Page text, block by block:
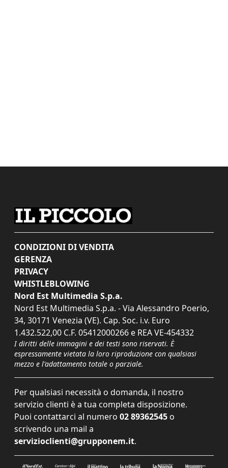
CONDIZIONI DI VENDITA
GERENZA
PRIVACY
WHISTLEBLOWING
Nord Est Multimedia S.p.a.
Nord Est Multimedia S.p.a. - Via Alessandro Poerio,
34, 30171 Venezia (VE). Cap. Soc. i.v. Euro
1.432.522,00 C.F. 05412000266 e REA VE-454332
I diritti delle immagini e dei testi sono riservati. È
espressamente vietata la loro riproduzione con qualsiasi
mezzo e l'adattamento totale o parziale.
Per qualsiasi necessità o domanda, il nostro
servizio clienti è a tua completa disposizione.
Puoi contattarci al numero 02 89362545 o
scrivendo una mail a
servizioclienti@grupponem.it.